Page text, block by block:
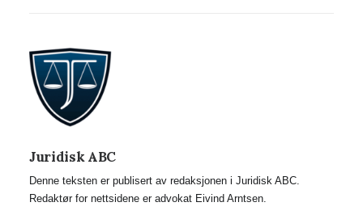
Juridisk ABC
Denne teksten er publisert av redaksjonen i Juridisk ABC.
Redaktør for nettsidene er advokat Eivind Arntsen.